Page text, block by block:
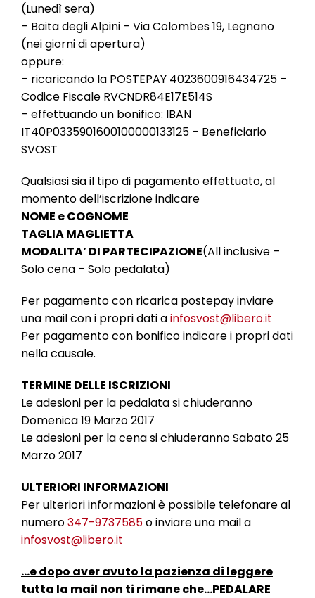
(Lunedì sera)
– Baita degli Alpini – Via Colombes 19, Legnano
(nei giorni di apertura)
oppure:
– ricaricando la POSTEPAY 4023600916434725 –
Codice Fiscale RVCNDR84E17E514S
– effettuando un bonifico: IBAN
IT40P0335901600100000133125 – Beneficiario
SVOST
Qualsiasi sia il tipo di pagamento effettuato, al
momento dell’iscrizione indicare
NOME e COGNOME
TAGLIA MAGLIETTA
MODALITA’ DI PARTECIPAZIONE(All inclusive –
Solo cena – Solo pedalata)
Per pagamento con ricarica postepay inviare
una mail con i propri dati ainfosvost@libero.it
Per pagamento con bonifico indicare i propri dati
nella causale.
TERMINE DELLE ISCRIZIONI
Le adesioni per la pedalata si chiuderanno
Domenica 19 Marzo 2017
Le adesioni per la cena si chiuderanno Sabato 25
Marzo 2017
ULTERIORI INFORMAZIONI
Per ulteriori informazioni è possibile telefonare al
numero347-9737585o inviare una mail a
infosvost@libero.it
…e dopo aver avuto la pazienza di leggere
tutta la mail non ti rimane che…PEDALARE